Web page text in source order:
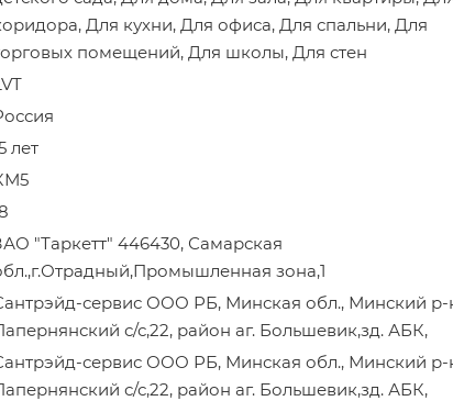
Для кухни, Для офиса, Для спальни, Для
помещений, Для школы, Для стен
лет
"Таркетт" 446430, Самарская
зона,1
сервис ООО РБ, Минская обл., Минский р-
с/с,22, район аг. Большевик,зд. АБК,
сервис ООО РБ, Минская обл., Минский р-
с/с,22, район аг. Большевик,зд. АБК,